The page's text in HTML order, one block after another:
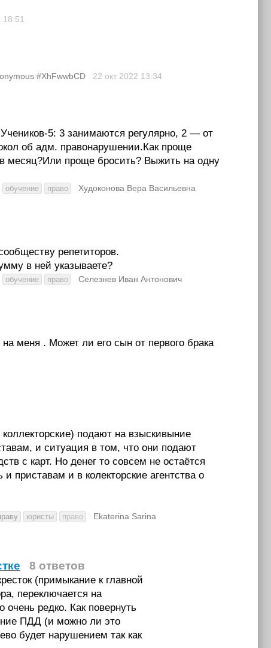
18:51
#XhFwwbCD 22 окт 2022 13:34
5: 3 занимаются регулярно, 2 — от
об адм. правонарушении.Как проще
месяц?Или проще бросить? Выжить на одну
обучение право
Худоконова Вера Васильевна
репетиторов.
в ней указываете?
обучение право
Селезнев Иван Антонович
меня . Может ли его сын от первого брака
подают на взыскивыние
и ситуация в том, что они подают
с карт. Но денег то совсем не остаётся
и в колекторские агентства о
юристы право
Ekaterina Sarina
8 ответов
(примыкание к главной
переключается на
очень редко. Как повернуть
ПДД (и можно ли это
будет нарушением так как